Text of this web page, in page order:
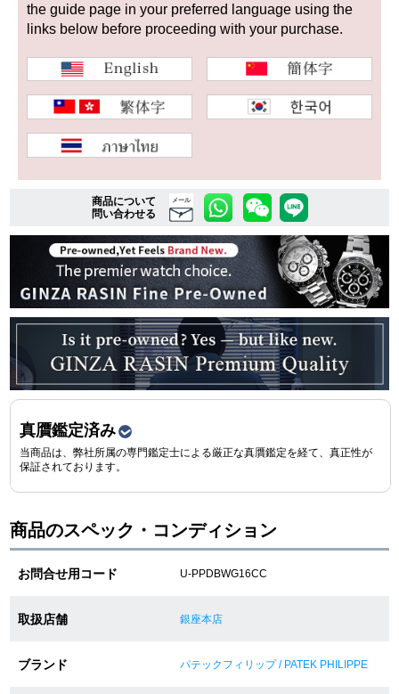
新品 未使用品
中古品 アンティーク品
WEB限定品 SALE
複数条件で商品を絞り込む
詳細検索はこちら
ご利用ガイド
GINZA RASINのプレミアムクオリティについて
送料・お支払方法
ショッピングローンの流れ
よくある質問
ショップサービス
保証・アフターサービス
ラッピングサービス
the guide page in your preferred language using the
links below before proceeding with your purchase.
商品について
問い合わせる
メール
真贋鑑定済み
当商品は、弊社所属の専門鑑定士による厳正な真贋鑑定を経て、真正性が
保証されております。
商品のスペック・コンディション
お問合せ用コード U-PPDBWG16CC
取扱店舗 銀座本店
ブランド パテックフィリップ / PATEK PHILIPPE